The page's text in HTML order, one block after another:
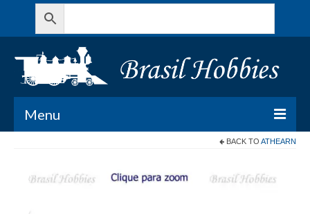
Menu
Meu Carrinho
BACK TO ATHEARN